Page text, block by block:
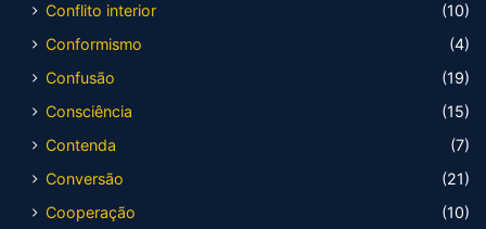
Conflito interior
(10)
Conformismo
(4)
Confusão
(19)
Consciência
(15)
Contenda
(7)
Conversão
(21)
Cooperação
(10)